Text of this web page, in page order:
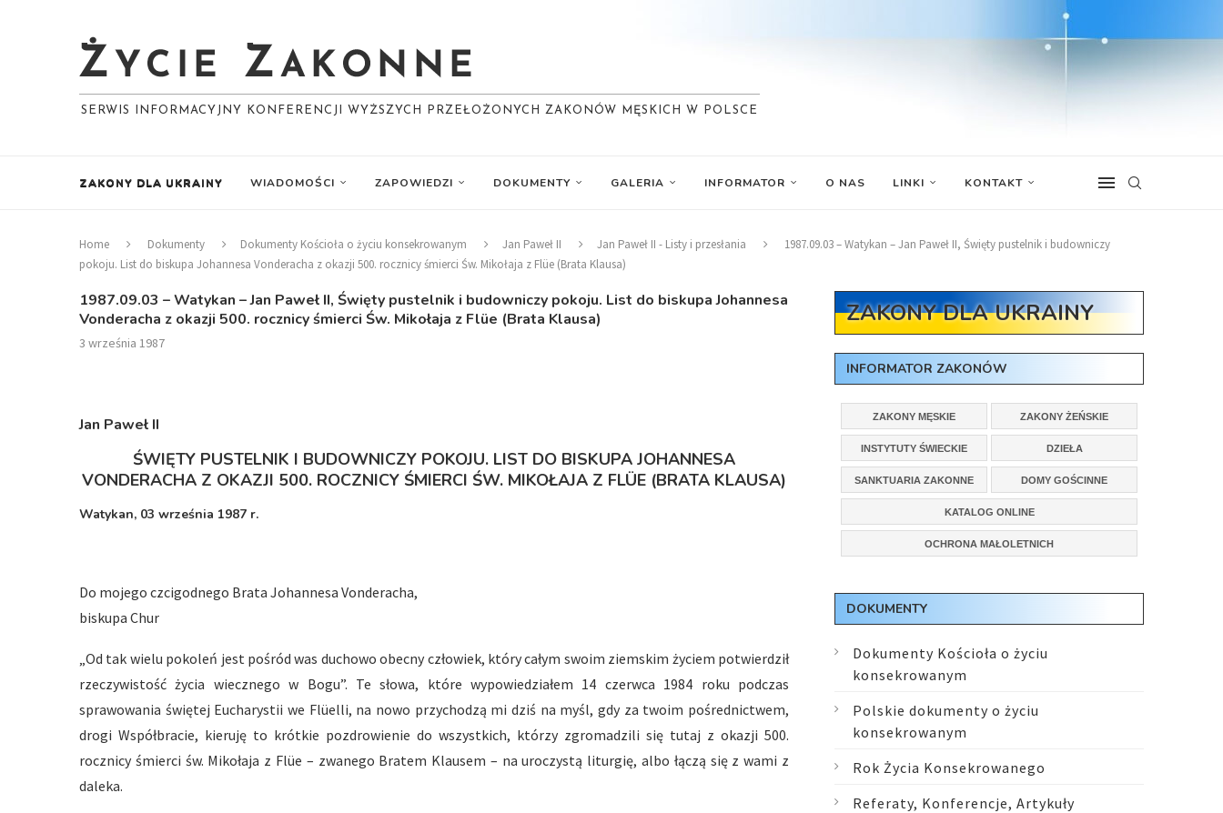
SERWIS INFORMACYJNY KONFERENCJI WYŻSZYCH PRZEŁOŻONYCH ZAKONÓW MĘSKICH W POLSCE
ZAKONY DLA UKRAINY WIADOMOŚCI ZAPOWIEDZI DOKUMENTY GALERIA INFORMATOR O NAS LINKI KONTAKT
Home Dokumenty Dokumenty Kościoła o życiu konsekrowanym Jan Paweł II Jan Paweł II - Listy i przesłania
1987.09.03 – Watykan – Jan Paweł II, Święty pustelnik i budowniczy
pokoju. List do biskupa Johannesa Vonderacha z okazji 500. rocznicy śmierci Św. Mikołaja z Flüe (Brata Klausa)
1987.09.03 – Watykan – Jan Paweł II, Święty pustelnik i budowniczy pokoju. List do biskupa Johannesa
Vonderacha z okazji 500. rocznicy śmierci Św. Mikołaja z Flüe (Brata Klausa)
3 września 1987
Jan Paweł II
ŚWIĘTY PUSTELNIK I BUDOWNICZY POKOJU. LIST DO BISKUPA JOHANNESA
VONDERACHA Z OKAZJI 500. ROCZNICY ŚMIERCI ŚW. MIKOŁAJA Z FLÜE (BRATA KLAUSA)
Watykan, 03 września 1987 r.
Do mojego czcigodnego Brata Johannesa Vonderacha,
biskupa Chur
„Od tak wielu pokoleń jest pośród was duchowo obecny człowiek, który całym swoim ziemskim życiem potwierdził
rzeczywistość życia wiecznego w Bogu”. Te słowa, które wypowiedziałem 14 czerwca 1984 roku podczas
sprawowania świętej Eucharystii we Flüelli, na nowo przychodzą mi dziś na myśl, gdy za twoim pośrednictwem,
drogi Współbracie, kieruję to krótkie pozdrowienie do wszystkich, którzy zgromadzili się tutaj z okazji 500.
rocznicy śmierci św. Mikołaja z Flüe – zwanego Bratem Klausem – na uroczystą liturgię, albo łączą się z wami z
daleka.
ZAKONY DLA UKRAINY
INFORMATOR ZAKONÓW
ZAKONY MĘSKIE ZAKONY ŻEŃSKIE
INSTYTUTY ŚWIECKIE DZIEŁA
SANKTUARIA ZAKONNE DOMY GOŚCINNE
KATALOG ONLINE
OCHRONA MAŁOLETNICH
DOKUMENTY
Dokumenty Kościoła o życiu
konsekrowanym
Polskie dokumenty o życiu
konsekrowanym
Rok Życia Konsekrowanego
Referaty, Konferencje, Artykuły